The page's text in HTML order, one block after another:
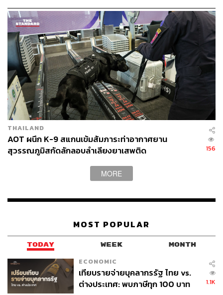
โดยข้อมูลสำคัญที่นำมาพิจารณาประกอบด้วย คาดการณ์
ปริมาณผู้โดยสาร ต้นทุนการดำเนินงาน โดยพิจารณาเฉพาะ
ต้นทุนที่มีประสิทธิภาพเท่านั้น งบลงทุนและโครงการพัฒนา
ซึ่งจะพิจารณาทั้งแผนการลงทุนในอนาคตและความคืบหน้า
ของโครงการที่ได้ผูกพันไว้ ข้อมูลปัจจัยการเงินและฐาน
สินทรัพย์ต่าง ๆ รวมถึงตัวชี้วัดคุณภาพบริการอย่าง ระยะ
เวลารอคอยผู้โดยสาร ความสะอาดพื้นที่ เป็นต้น
ข้อมูลเหล่านี้ CAA จัดรับฟังความคิดเห็นจากผู้มีส่วนได้ส่วน
เสียตามกระบวนการ พร้อมทั้งจัดทำรายงานข้อมูลดังกล่าว
ต่อสาธารณะ
ใช้แนวทางที่ยืดหยุ่นกว่าสหราชอาณาจักร
โดยเปิดให้สนามบินกำหนดราคาผ่านการเจรจากับสายการ
and Consumer Commission (ACCC) ที่ติดตามและเปิดเผย
ให้บริการทั้งบริการการบินและรายได้เชิงพาณิชย์อื่น ๆ อัตรา
กำไรการดำเนินงาน ค่าธรรมเนียมย้อนหลัง ความเพียงพอ
ของสิ่งอำนวยความสะดวก ความรวดเร็วในการจัดการผู้
โดยสาร เป็นต้น (ACCC, 2025)
ดังนั้น แม้ ACCC จะไม่ได้ควบคุมราคาโดยตรง แต่การ
ส่งข้อมูล-หลักฐานให้ออสเตรเลีย
THAILAND
AOT ผนึก K-9 สแกนเข้มสัมภาระท่าอากาศยาน
สุวรรณภูมิสกัดลักลอบลำเลียงยาเสพติด
156
MORE
MOST POPULAR
TODAY WEEK MONTH
ECONOMIC
เทียบรายจ่ายบุคลากรรัฐ ไทย vs.
ต่างประเทศ: พบภาษีทุก 100 บาท
1.1K